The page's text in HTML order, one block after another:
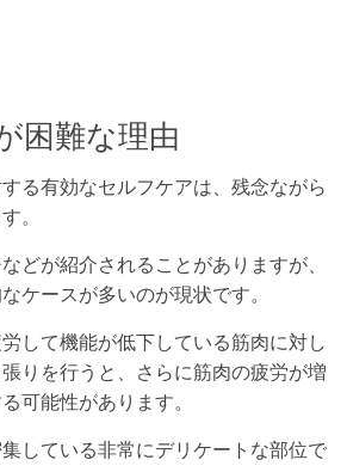
困難な理由
る有効なセルフケアは、残念ながら
。
どが紹介されることがありますが、
ケースが多いのが現状です。
して機能が低下している筋肉に対し
りを行うと、さらに筋肉の疲労が増
可能性があります。
している非常にデリケートな部位で